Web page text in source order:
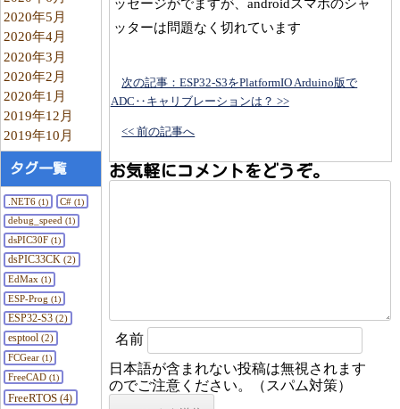
2020年5月
2020年4月
2020年3月
2020年2月
2020年1月
2019年12月
2019年10月
タグ一覧
.NET6(1) C# (1)
debug_speed(1)
dsPIC30F(1)
dsPIC33CK (2)
EdMax (1)
ESP-Prog (1)
ESP32-S3 (2)
esptool (2)
FCGear(1)
FreeCAD(1)
FreeRTOS (4)
ッセージがでますが、androidスマホのシャ
ッターは問題なく切れています
次の記事：ESP32-S3をPlatformIO Arduino版で
ADC‥キャリブレーションは？ >>
<< 前の記事へ
お気軽にコメントをどうぞ。
名前
日本語が含まれない投稿は無視されます
のでご注意ください。（スパム対策）